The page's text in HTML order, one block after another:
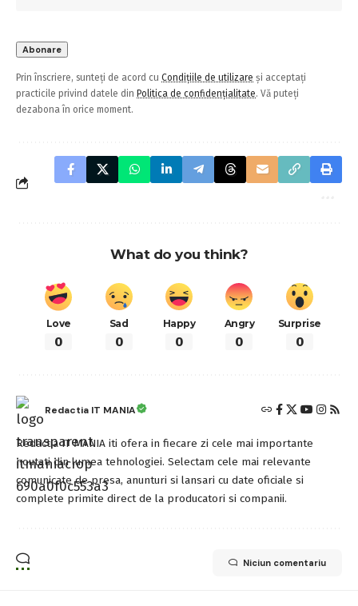
Prin înscriere, sunteți de acord cu Condițiile de utilizare și acceptați
practicile privind datele din Politica de confidențialitate. Vă puteți
dezabona în orice moment.
What do you think?
Love
0
Sad
0
Happy
0
Angry
0
Surprise
0
Redactia IT MANIA
Redactia IT MANIA iti ofera in fiecare zi cele mai importante
noutati din lumea tehnologiei. Selectam cele mai relevante
comunicate de presa, anunturi si lansari cu date oficiale si
complete primite direct de la producatori si companii.
Niciun comentariu